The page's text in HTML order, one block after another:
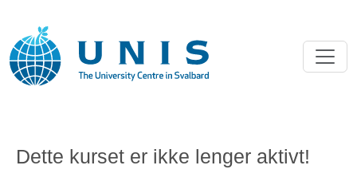
Dette kurset er ikke lenger aktivt!